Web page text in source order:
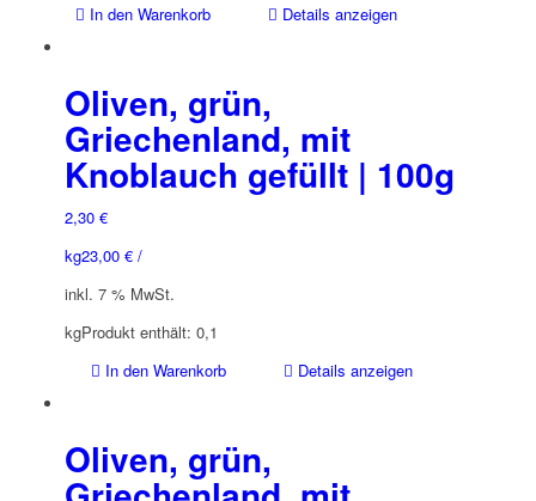
In den Warenkorb
Details anzeigen
Oliven, grün,
Griechenland, mit
Knoblauch gefüllt | 100g
2,30 €
23,00 €/
kg
inkl. 7 % MwSt.
Produkt enthält: 0,1
kg
In den Warenkorb
Details anzeigen
Oliven, grün,